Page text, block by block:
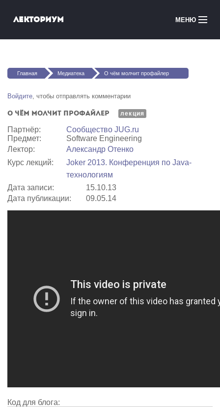
Лекториум МЕНЮ
Медиатека
Вы здесь
Главная Медиатека О чём молчит профайлер
Войдите, чтобы отправлять комментарии
О чём молчит профайлер лекция
Партнёр:
Сообщество JUG.ru
Предмет:
Software Engineering
Лектор:
Александр Отенко
Курс лекций:
Joker 2013. Конференция по Java-
технологиям
Дата записи:
15.10.13
Дата публикации:
09.05.14
Код для блога: